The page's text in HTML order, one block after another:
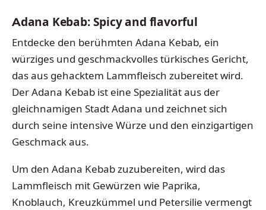
Adana Kebab: Spicy and flavorful
Entdecke den berühmten Adana Kebab, ein
würziges und geschmackvolles türkisches Gericht,
das aus gehacktem Lammfleisch zubereitet wird.
Der Adana Kebab ist eine Spezialität aus der
gleichnamigen Stadt Adana und zeichnet sich
durch seine intensive Würze und den einzigartigen
Geschmack aus.
Um den Adana Kebab zuzubereiten, wird das
Lammfleisch mit Gewürzen wie Paprika,
Knoblauch, Kreuzkümmel und Petersilie vermengt